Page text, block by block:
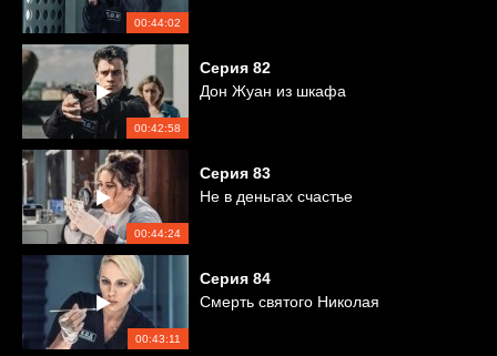
00:44:02
00:42:58
Серия 82
Дон Жуан из шкафа
00:44:24
Серия 83
Не в деньгах счастье
00:43:11
Серия 84
Смерть святого Николая